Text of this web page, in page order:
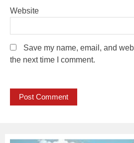
Website
Save my name, email, and
the next time I comment.